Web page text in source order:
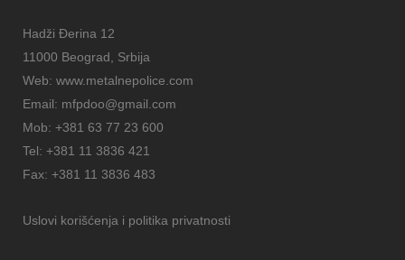
Hadži Đerina 12
11000 Beograd, Srbija
Web: www.metalnepolice.com
Email: mfpdoo@gmail.com
Mob: +381 63 77 23 600
Tel: +381 11 3836 421
Fax: +381 11 3836 483
Uslovi korišćenja i politika privatnosti